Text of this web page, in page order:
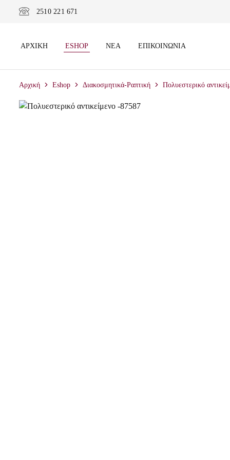
2510 221 671
ΑΡΧΙΚΗ ESHOP ΝΕΑ ΕΠΙΚΟΙΝΩΝΙΑ
Αρχική Eshop Διακοσμητικά-Ραπτική Πολυεστερικό